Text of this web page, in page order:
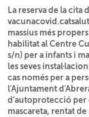
La reserva de la cita
massius més
habilitat al Centre
s/n) per a infants i
les seves
cas només per a
l'Ajuntament
d'autoprotecció per
mascareta, rentat de